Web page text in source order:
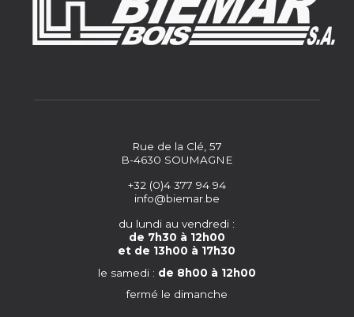
Rue de la Clé, 57
B-4630 SOUMAGNE
+32 (0)4 377 94 94
info@biemar.be
du lundi au vendredi :
de 7h30 à 12h00
et de 13h00 à 17h30
le samedi : de 8h00 à 12h00
fermé le dimanche